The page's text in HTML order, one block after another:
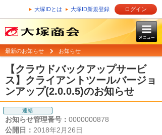
大塚IDとは 大塚ID新規登録 ログイン
最新のお知らせ お知らせ
【クラウドバックアップサービ
ス】クライアントツールバージョ
ンアップ(2.0.0.5)のお知らせ
連絡
お知らせ管理番号： 0000000878
公開日： 2018年2月26日